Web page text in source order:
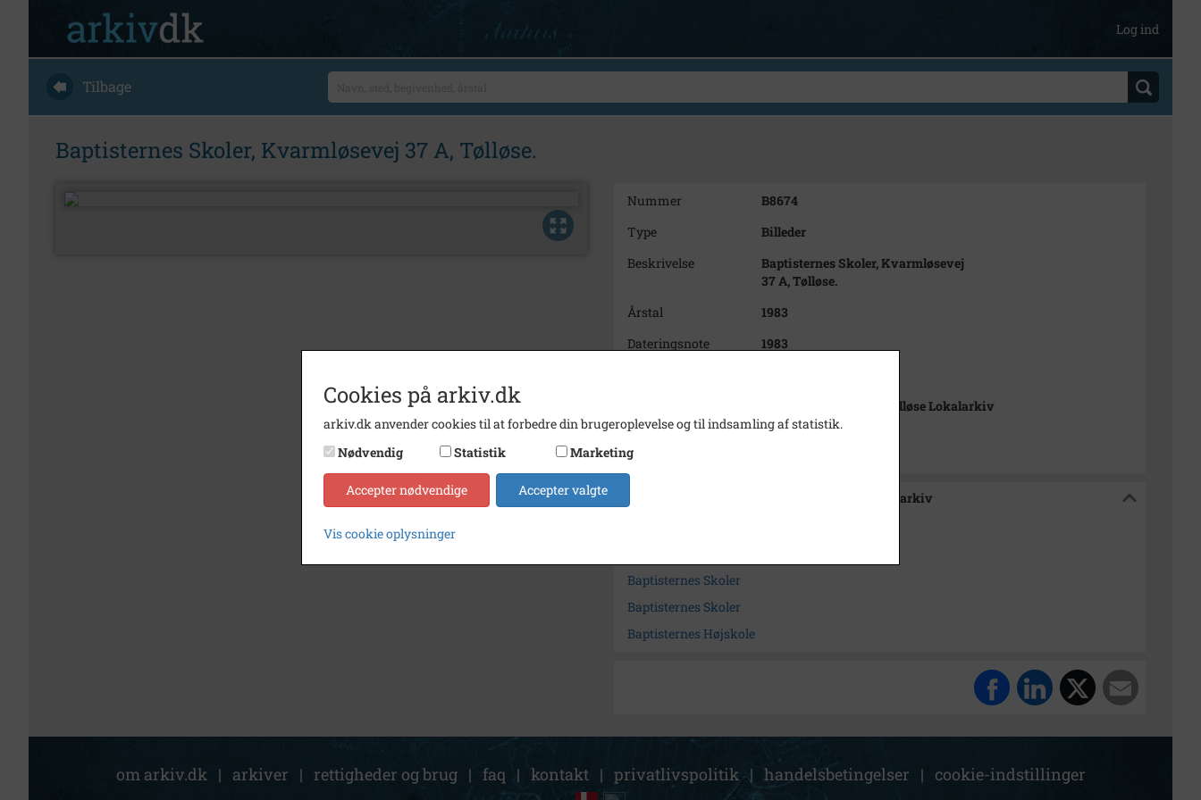
Log ind
Tilbage
Baptisternes Skoler, Kvarmløsevej 37 A, Tølløse.
Nummer
B8674
Type
Billeder
Beskrivelse
Baptisternes Skoler, Kvarmløsevej
37 A, Tølløse.
Årstal
1983
Dateringsnote
1983
Holbæk-Arkiverne / Tølløse Lokalarkiv
Søg videre i Holbæk-Arkiverne / Tølløse Lokalarkiv
Baptisternes Skoler
Baptisternes Skoler
Baptisternes Højskole
om arkiv.dk | arkiver | rettigheder og brug | faq | kontakt | privatlivspolitik | handelsbetingelser | cookie-indstillinger
Cookies på arkiv.dk
arkiv.dk anvender cookies til at forbedre din brugeroplevelse og til indsamling af statistik.
Nødvendig
Statistik Marketing
Accepter nødvendige Accepter valgte
Vis cookie oplysninger